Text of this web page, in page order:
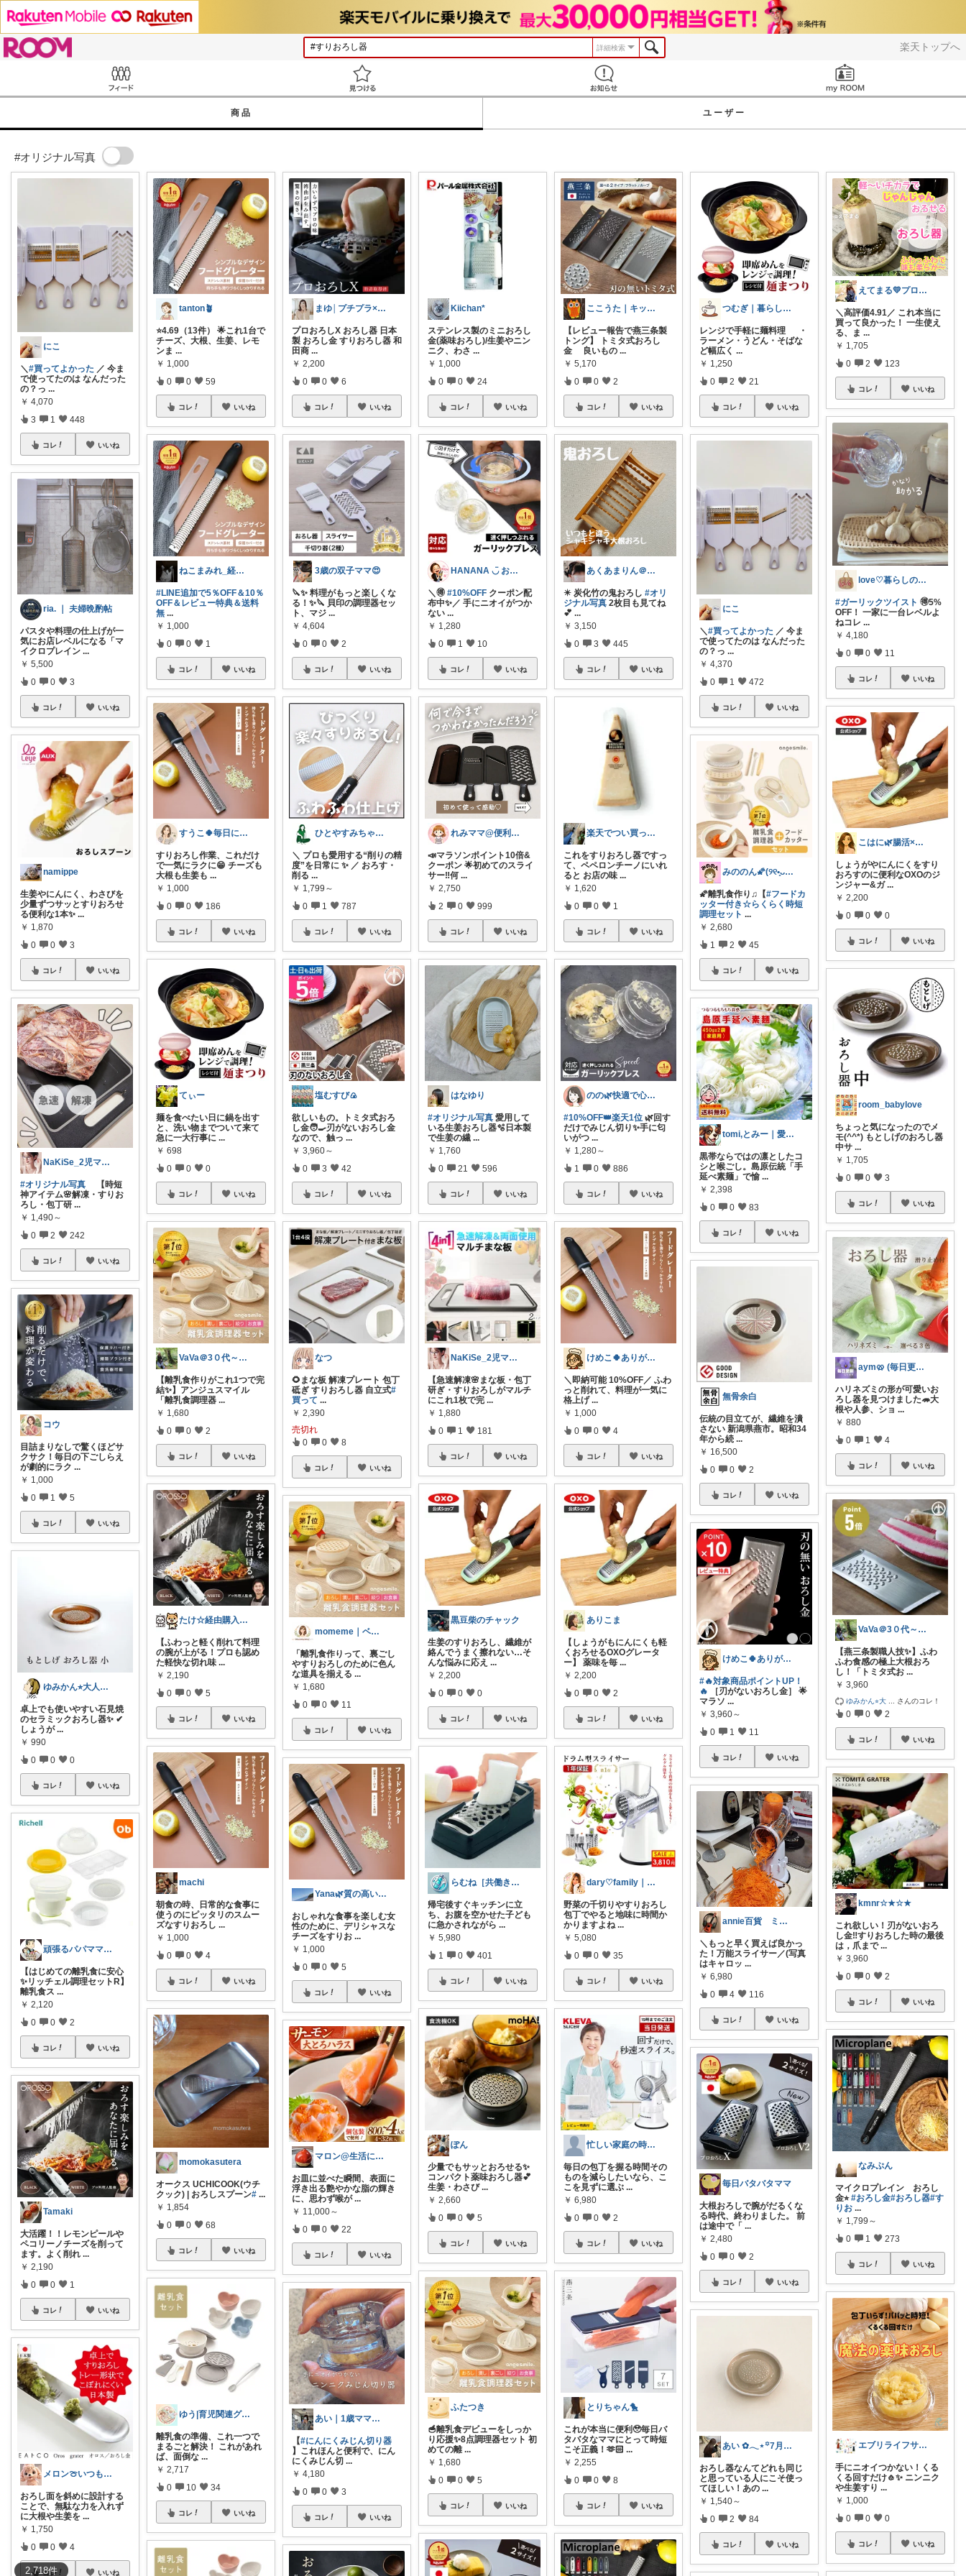
楽天トップへ
詳細検索
商品 ユーザー
#オリジナル写真
2,718件
にこ
＼#買ってよかった ／ 今ま
で使ってたのは なんだった
の？っ ...
￥ 4,070
3 1 448
コレ いいね
ria. ｜ 夫婦晩酌帖
パスタや料理の仕上げが一
気にお店レベルになる「マ
イクロプレイン ...
￥ 5,500
0 0 3
コレ いいね
namippe
生姜やにんにく、わさびを
少量ずつサッとすりおろせ
る便利な1本✨ ...
￥ 1,870
0 0 3
コレ いいね
NaKiSe_2児ママ🌸訪問感謝です
#オリジナル写真 【時短
神アイテム🌸解凍・すりお
ろし・包丁研 ...
￥ 1,490～
0 2 242
コレ いいね
コウ
​目詰まりなしで驚くほどサ
クサク！毎日の下ごしらえ
が劇的にラク ...
￥ 1,000
0 1 5
コレ いいね
ゆみかん⭐︎大人の暮らし研究室
卓上でも使いやすい石見焼
のセラミックおろし器✨ ✔
しょうが ...
￥ 990
0 0 0
コレ いいね
頑張るパパママ応援隊@育児・子供用品紹介
【はじめての離乳食に安心
✨リッチェル調理セットR】
離乳食ス ...
￥ 2,120
0 0 2
コレ いいね
Tamaki
大活躍！！レモンピールや
ペコリーノチーズを削って
ます。よく削れ ...
￥ 2,190
0 0 1
コレ いいね
メロン🍈いつも感謝様✨️
おろし面を斜めに設計する
ことで、無駄な力を入れず
に大根や生姜を ...
￥ 1,750
0 0 4
コレ いいね
tanton🪴
⭐4.69（13件） 🌟これ1台で
チーズ、大根、生姜、レモ
ンま ...
￥ 1,000
0 0 59
コレ いいね
ねこまみれ_経由感謝致します🐈
#LINE追加で5％OFF＆10％
OFF＆レビュー特典＆送料
無 ...
￥ 1,000
0 0 1
コレ いいね
すうこ🍀​毎日に小さなごきげんを✨
すりおろし作業、これだけ
で一気にラクに😁 チーズも
大根も生姜も ...
￥ 1,000
0 0 186
コレ いいね
てぃー
麺を食べたい日に鍋を出す
と、洗い物までついて来て
急に一大行事に ...
￥ 698
0 0 0
コレ いいね
VaVa＠3０代～初めての都内暮らし
【離乳食作りがこれ1つで完
結✨】アンジュスマイル
「離乳食調理器 ...
￥ 1,680
0 0 2
コレ いいね
たけ☆経由購入感謝します！ありがとう！☆
【ふわっと軽く削れて料理
の腕が上がる！プロも認め
た軽快な切れ味 ...
￥ 2,190
0 0 5
コレ いいね
machi
朝食の時、日常的な食事に
使うのにピッタリのスムー
ズなすりおろし ...
￥ 1,000
0 0 4
コレ いいね
momokasutera
オークス UCHICOOK(ウチ
クック) | おろしスプーン# ...
￥ 1,854
0 0 68
コレ いいね
ゆう|育児関連グッズ✨
離乳食の準備、これ一つで
まるごと解決！ これがあれ
ば、面倒な ...
￥ 2,717
0 10 34
コレ いいね
まゆ│プチプラ×ご褒美スイーツ
プロおろしX おろし器 日本
製 おろし金 すりおろし器 和
田商 ...
￥ 2,200
0 0 6
コレ いいね
3歳の双子ママ😍
🔪✨ 料理がもっと楽しくな
る！✨🔪 貝印の調理器セッ
ト、マジ ...
￥ 4,604
0 0 2
コレ いいね
ひとやすみちゃん＊シンプルひとり暮らし
＼ プロも愛用する“削りの精
度”を日常に ✨ ／ おろす・
削る ...
￥ 1,799～
0 1 787
コレ いいね
塩むすび🍙
欲しいもの。トミタ式おろ
し金🧑‍🍳刃がないおろし金
なので、触っ ...
￥ 3,960～
0 3 42
コレ いいね
なつ
🌻まな板 解凍プレート 包丁
砥ぎ すりおろし器 自立式#
買って ...
￥ 2,390
売切れ
0 0 8
コレ いいね
momeme｜ベビー&キッズ専門店
「離乳食作りって、裏ごし
やすりおろしのために色ん
な道具を揃える ...
￥ 1,680
0 0 11
コレ いいね
Yana🌿質の高い暮らしのROOM
おしゃれな食事を楽しむ女
性のために、デリシャスな
チーズをすりお ...
￥ 1,000
0 0 5
コレ いいね
マロン@生活に彩を＋
お皿に並べた瞬間、表面に
浮き出る艶やかな脂の輝き
に、思わず喉が ...
￥ 11,000～
0 0 22
コレ いいね
あい｜1歳ママ整理収納アドバイザー🏠
【#にんにくみじん切り器
】これほんと便利で、にん
にくみじん切 ...
￥ 4,180
0 0 3
コレ いいね
Kiichan*
ステンレス製のミニおろし
金(薬味おろし)/生姜やニン
ニク、わさ ...
￥ 1,000
0 0 24
コレ いいね
HANANA ◡̈ お節介おかんの厳選品
＼🉐#10%OFF クーポン配
布中✨／ 手にニオイがつか
ない ...
￥ 1,280
0 1 10
コレ いいね
れみママ@便利雑貨¸¸kids
📣マラソンポイント10倍&
クーポン 🌟初めてのスライ
サー‼︎何 ...
￥ 2,750
2 0 999
コレ いいね
はなゆり
#オリジナル写真 愛用して
いる生姜おろし器🫧日本製
で生姜の繊 ...
￥ 1,760
0 21 596
コレ いいね
NaKiSe_2児ママ🌸訪問感謝です
【急速解凍🌸まな板・包丁
研ぎ・すりおろしがマルチ
にこれ1枚で完 ...
￥ 1,880
0 1 181
コレ いいね
黒豆柴のチャック
生姜のすりおろし、繊維が
絡んでうまく擦れない…そ
んな悩みに応え ...
￥ 2,200
0 0 0
コレ いいね
らむね［共働き時短家電ナビ］
帰宅後すぐキッチンに立
ち、お腹を空かせた子ども
に急かされながら ...
￥ 5,980
1 0 401
コレ いいね
ぽん
少量でもサッとおろせる✨
コンパクト薬味おろし器💕
生姜・わさび ...
￥ 2,660
0 0 5
コレ いいね
ふたつき
🥣離乳食デビューをしっか
り応援✨8点調理器セット 初
めての離 ...
￥ 1,680
0 0 5
コレ いいね
ここうた｜キッチンから家事ラクな毎日🌼
【レビュー報告で燕三条製
トング】 トミタ式おろし
金 良いもの ...
￥ 5,170
0 0 2
コレ いいね
あくあまりん＠アメブロもよろしく💕
✴️ 炭化竹の鬼おろし#オリ
ジナル写真 2枚目も見てね
💕...
￥ 3,150
0 3 445
コレ いいね
楽天でつい買っちゃう人
これをすりおろし器ですっ
て、ペペロンチーノにいれ
ると お店の味 ...
￥ 1,620
0 0 1
コレ いいね
のの🌿快適で心地よい暮らし♡
#10%OFF👑楽天1位 🌿回す
だけでみじん切り✨手に匂
いがつ ...
￥ 1,280～
1 0 886
コレ いいね
けめこ🍀ありがとうございます🤭💕
＼即納可能 10%OFF／ ふわ
っと削れて、料理が一気に
格上げ ...
￥ 1,000
0 0 4
コレ いいね
ありこま
【しょうがもにんにくも軽
くおろせるOXOグレータ
ー】 薬味を毎 ...
￥ 2,200
0 0 2
コレ いいね
dary♡family｜厳選アイテム✨
野菜の千切りやすりおろし
包丁でやると地味に時間か
かりますよね ...
￥ 5,080
0 0 35
コレ いいね
忙しい家庭の時短キッチンROOM
毎日の包丁を握る時間その
ものを減らしたいなら、こ
こを見ずに選ぶ ...
￥ 6,980
0 0 2
コレ いいね
とりちゃん🐤
これが本当に便利🥹毎日バ
タバタなママにとって時短
こそ正義！🫶🏻 ...
￥ 2,255
0 0 8
コレ いいね
つむぎ｜暮らしを少し豊かに
レンジで手軽に麺料理 ・
ラーメン・うどん・そばな
ど幅広く ...
￥ 1,250
0 2 21
コレ いいね
にこ
＼#買ってよかった ／ 今ま
で使ってたのは なんだった
の？っ ...
￥ 4,370
0 1 472
コレ いいね
みののん🌠(୨୧•͈ᴗ•͈)感謝♡
🌠離乳食作り♫【#フードカ
ッター付き☆らくらく時短
調理セット ...
￥ 2,680
1 2 45
コレ いいね
tomi,とみー｜愛犬家🐾
黒帯ならではの凛としたコ
シと喉ごし。島原伝統「手
延べ素麺」で愉 ...
￥ 2,398
0 0 83
コレ いいね
無骨余白
伝統の目立てが、繊維を潰
さない 新潟県燕市。昭和34
年から続 ...
￥ 16,500
0 0 2
コレ いいね
けめこ🍀ありがとうございます🤭💕
#🔥対象商品ポイントUP！
🔥 ［刃がないおろし金］ 🌟
マラソ ...
￥ 3,960～
0 1 11
コレ いいね
annie百貨 ミッフィー(・×・)ラブ
​＼もっと早く買えば良かっ
た！万能スライサー／(写真
はキャロッ ...
￥ 6,980
0 4 116
コレ いいね
毎日バタバタママ
大根おろしで腕がだるくな
る時代、終わりました。 前
は途中で「 ...
￥ 2,480
0 0 2
コレ いいね
あい ✿𓂃⋆꙳7月感謝致します
おろし器なんてどれも同じ
と思っている人にこそ使っ
てほしい！あの ...
￥ 1,540～
0 2 84
コレ いいね
えてまる💛プロフ画変えました
＼高評価4.91／ これ本当に
買って良かった！ 一生使え
る、ま ...
￥ 1,705
0 2 123
コレ いいね
love♡︎暮らしの道具
#ガーリックツイスト 🉐5%
OFF！ 一家に一台レベルよ
ねコレ ...
￥ 4,180
0 0 11
コレ いいね
こはに🌿腸活×美容×暮らし
しょうがやにんにくをすり
おろすのに便利なOXOのジ
ンジャー&ガ ...
￥ 2,200
0 0 0
コレ いいね
room_babylove
ちょっと気になったのでメ
モ(^^*) もとしげのおろし器
中サ ...
￥ 1,705
0 0 3
コレ いいね
aym🥨 (毎日更新してます🙌)
ハリネズミの形が可愛いお
ろし器を見つけました🦔大
根や人参、ショ ...
￥ 880
0 1 4
コレ いいね
VaVa＠3０代～初めての都内暮らし
【燕三条製職人技✨】ふわ
ふわ食感の極上大根おろ
し！「トミタ式お ...
￥ 3,960
ゆみかん⭐︎大 さんのコレ！
0 0 2
コレ いいね
kmnr☆★☆★
これ欲しい！刃がないおろ
し金‼︎すりおろした時の最後
は，爪まで ...
￥ 3,960
0 0 2
コレ いいね
なみぷん
マイクロプレイン おろし
金⭐︎#おろし金#おろし器#す
りお ...
￥ 1,799～
0 1 273
コレ いいね
エブリライフサポート✨便利にスマートに
手にニオイつかない！くる
くる回すだけ🧄✨ ニンニク
や生姜すり ...
￥ 1,000
0 0 0
コレ いいね